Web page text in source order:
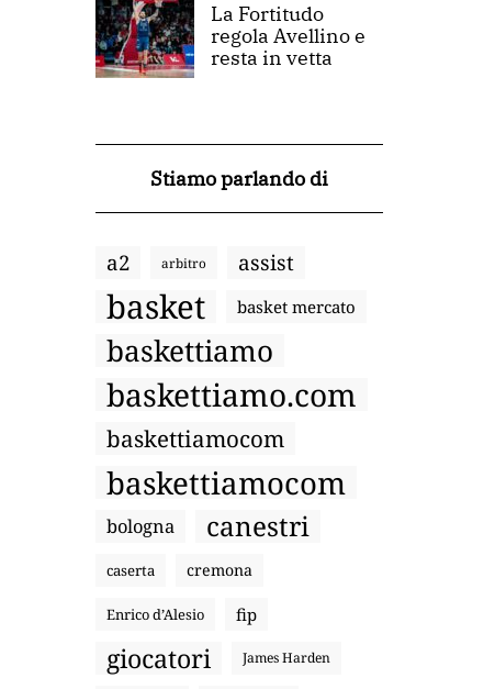
La Fortitudo
regola Avellino e
resta in vetta
Stiamo parlando di
a2 arbitro assist
basket basket mercato
baskettiamo
baskettiamo.com
baskettiamocom
baskettiamocom
bologna canestri
caserta cremona
Enrico d’Alesio fip
giocatori James Harden